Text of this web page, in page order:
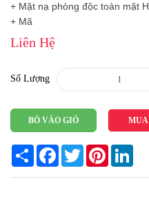
+ Mặt nạ phòng độc toàn mặt
+ Mã
Liên Hệ
Số Lượng
BỎ VÀO GIỎ
Share FacebookTwitterPinterest